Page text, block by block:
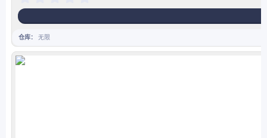
.
仓库 无限